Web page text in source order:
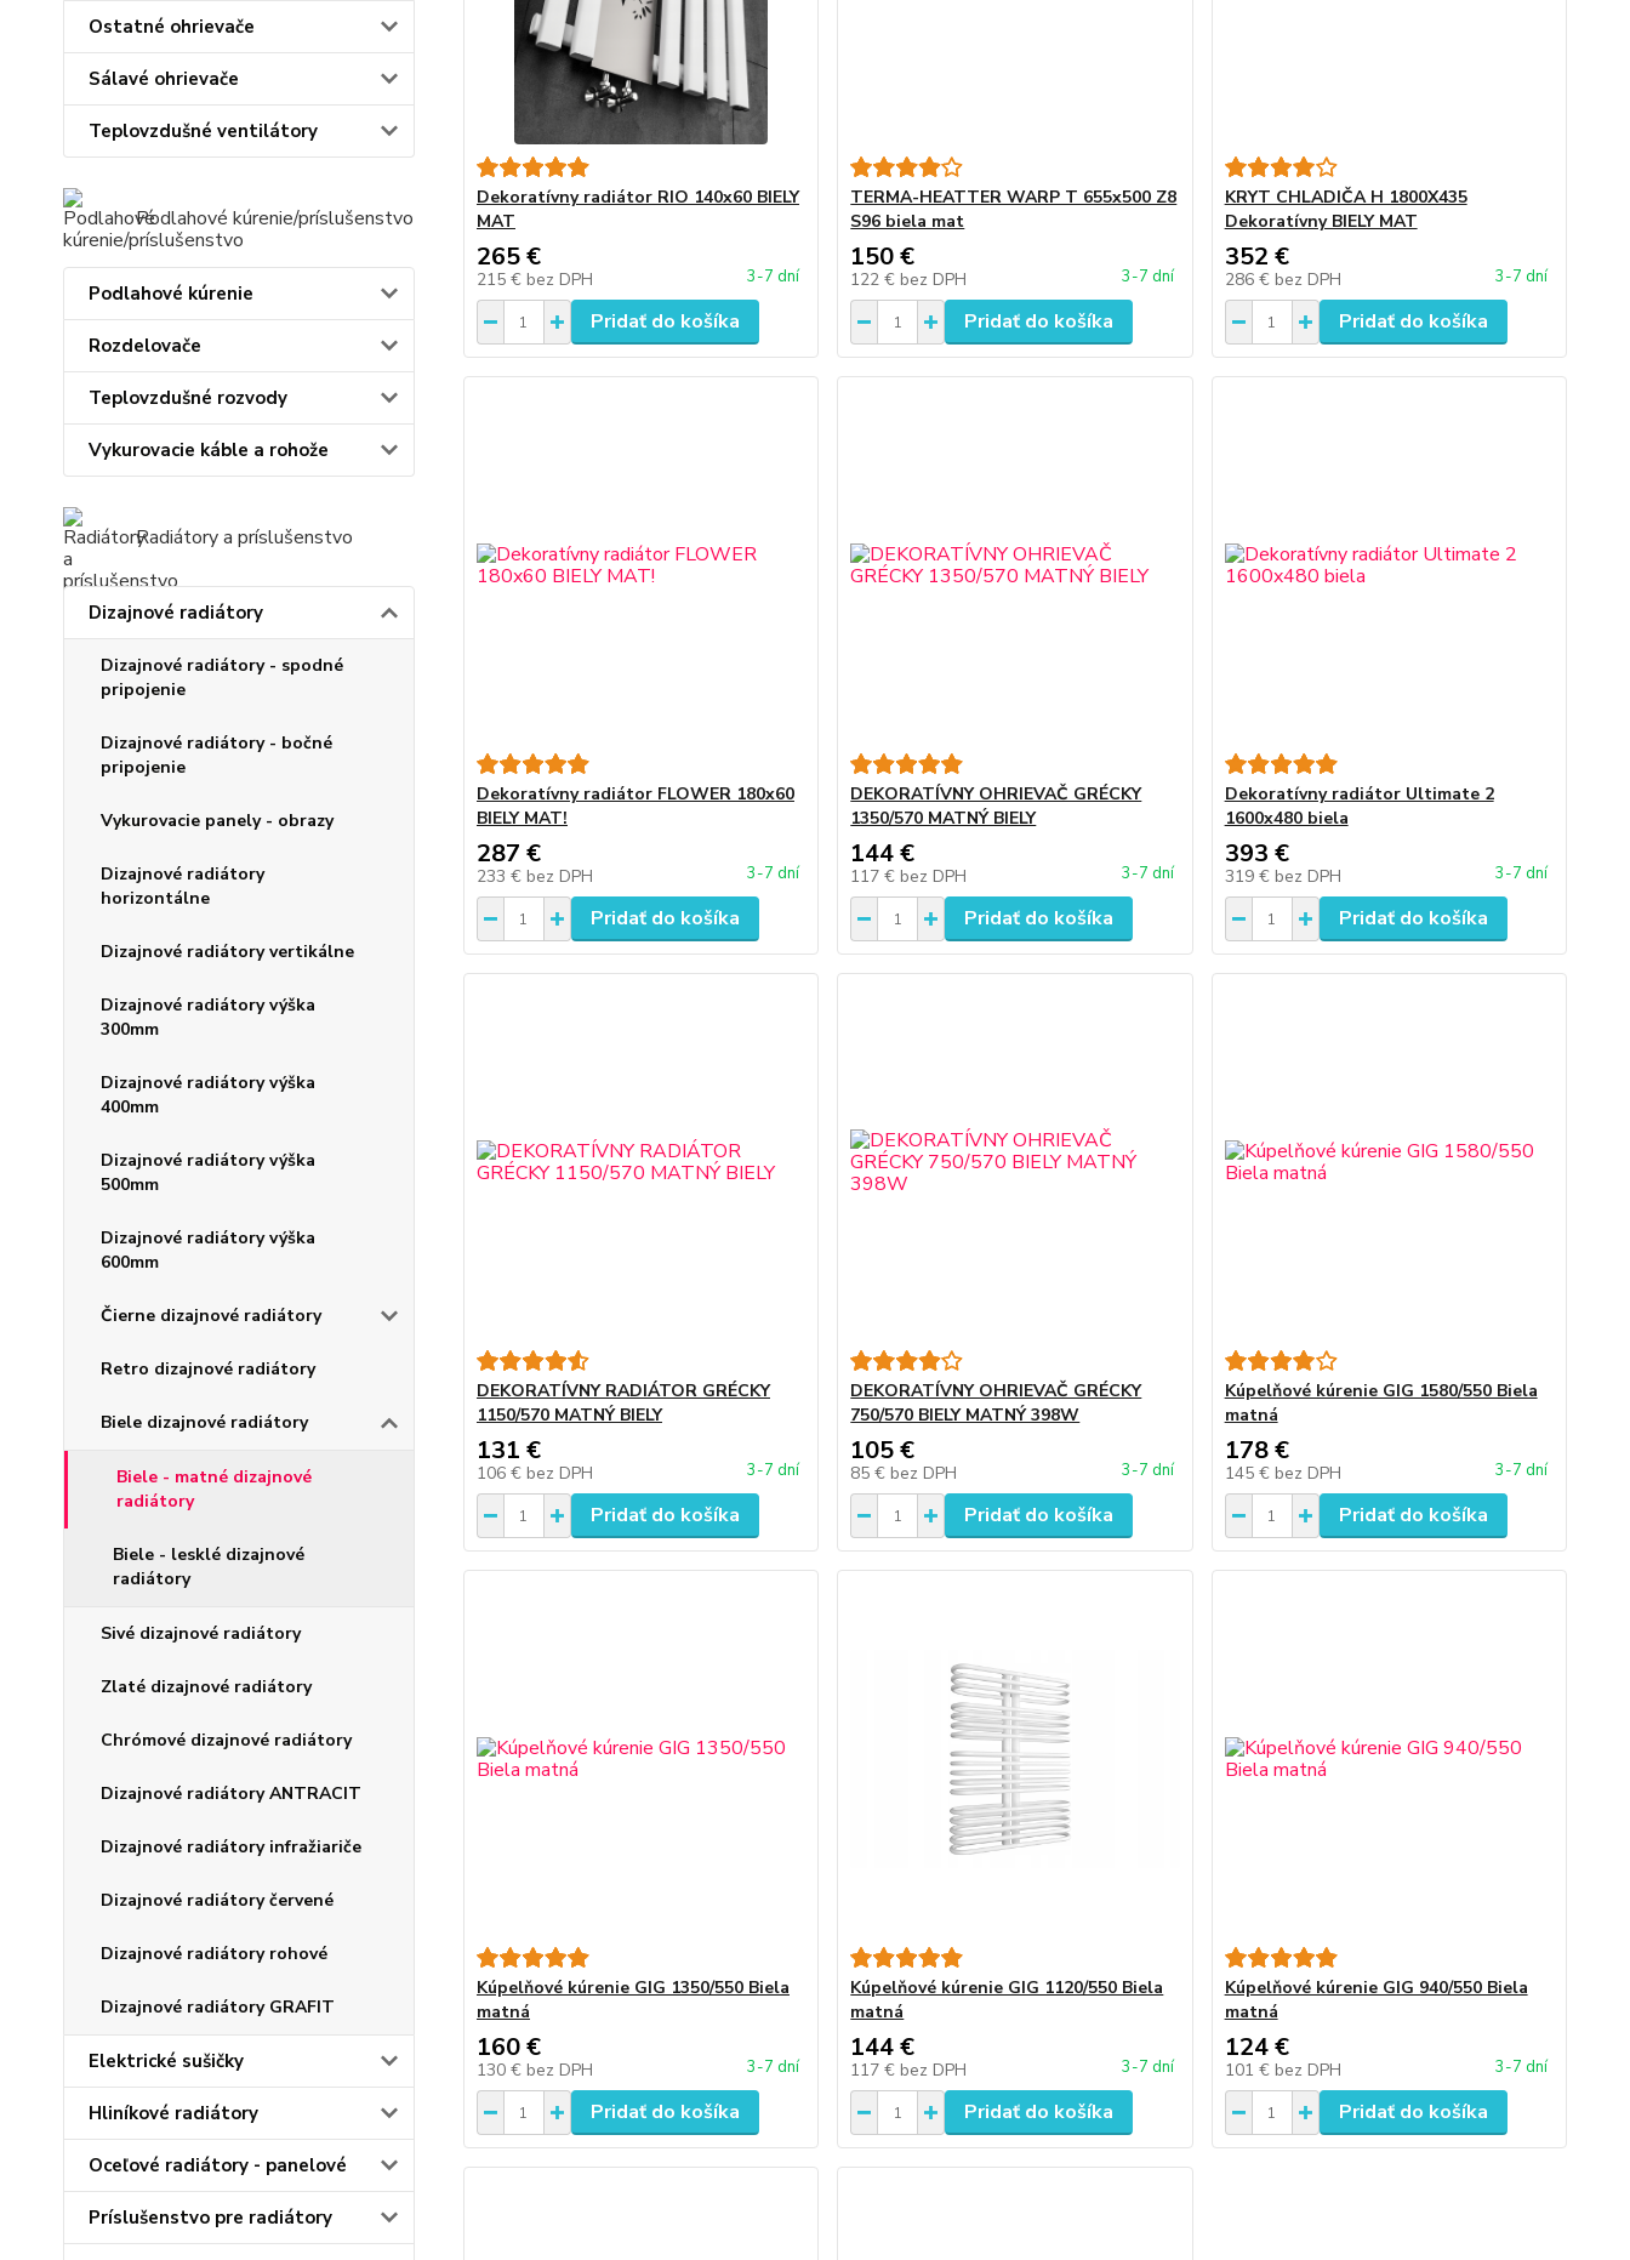
Ostatné ohrievače
Sálavé ohrievače
Teplovzdušné ventilátory
Podlahové kúrenie/príslušenstvo
Podlahové kúrenie
Rozdelovače
Teplovzdušné rozvody
Vykurovacie káble a rohože
Radiátory a príslušenstvo
Dizajnové radiátory
Dizajnové radiátory - spodné
pripojenie
Dizajnové radiátory - bočné
pripojenie
Vykurovacie panely - obrazy
Dizajnové radiátory
horizontálne
Dizajnové radiátory vertikálne
Dizajnové radiátory výška
300mm
Dizajnové radiátory výška
400mm
Dizajnové radiátory výška
500mm
Dizajnové radiátory výška
600mm
Čierne dizajnové radiátory
Retro dizajnové radiátory
Biele dizajnové radiátory
Biele - matné dizajnové
radiátory
Biele - lesklé dizajnové
radiátory
Sivé dizajnové radiátory
Zlaté dizajnové radiátory
Chrómové dizajnové radiátory
Dizajnové radiátory ANTRACIT
Dizajnové radiátory infražiariče
Dizajnové radiátory červené
Dizajnové radiátory rohové
Dizajnové radiátory GRAFIT
Elektrické sušičky
Hliníkové radiátory
Oceľové radiátory - panelové
Príslušenstvo pre radiátory
Dekoratívny radiátor RIO 140x60 BIELY
MAT
265 €
215 € bez DPH 3-7 dní
Pridať do košíka
TERMA-HEATTER WARP T 655x500 Z8
S96 biela mat
150 €
122 € bez DPH 3-7 dní
Pridať do košíka
KRYT CHLADIČA H 1800X435
Dekoratívny BIELY MAT
352 €
286 € bez DPH 3-7 dní
Pridať do košíka
Dekoratívny radiátor FLOWER 180x60
BIELY MAT!
287 €
233 € bez DPH 3-7 dní
Pridať do košíka
DEKORATÍVNY OHRIEVAČ GRÉCKY
1350/570 MATNÝ BIELY
144 €
117 € bez DPH 3-7 dní
Pridať do košíka
Dekoratívny radiátor Ultimate 2
1600x480 biela
393 €
319 € bez DPH 3-7 dní
Pridať do košíka
DEKORATÍVNY RADIÁTOR GRÉCKY
1150/570 MATNÝ BIELY
131 €
106 € bez DPH 3-7 dní
Pridať do košíka
DEKORATÍVNY OHRIEVAČ GRÉCKY
750/570 BIELY MATNÝ 398W
105 €
85 € bez DPH 3-7 dní
Pridať do košíka
Kúpelňové kúrenie GIG 1580/550 Biela
matná
178 €
145 € bez DPH 3-7 dní
Pridať do košíka
Kúpelňové kúrenie GIG 1350/550 Biela
matná
160 €
130 € bez DPH 3-7 dní
Pridať do košíka
Kúpelňové kúrenie GIG 1120/550 Biela
matná
144 €
117 € bez DPH 3-7 dní
Pridať do košíka
Kúpelňové kúrenie GIG 940/550 Biela
matná
124 €
101 € bez DPH 3-7 dní
Pridať do košíka